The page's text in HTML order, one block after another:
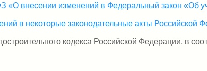
«О внесении изменений в Федеральный закон «Об
в некоторые законодательные акты Российской
кодекса Российской Федерации, в